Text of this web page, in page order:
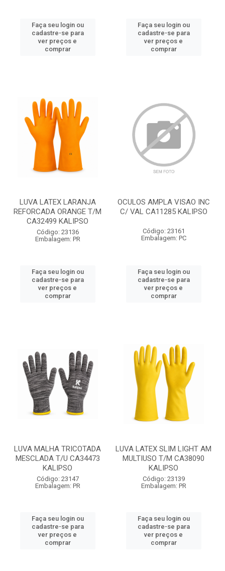
Faça seu login ou
cadastre-se para
ver preços e
comprar
Faça seu login ou
cadastre-se para
ver preços e
comprar
LUVA LATEX LARANJA
REFORCADA ORANGE T/M
CA32499 KALIPSO
Código: 23136
Embalagem: PR
Faça seu login ou
cadastre-se para
ver preços e
comprar
OCULOS AMPLA VISAO INC
C/ VAL CA11285 KALIPSO
Código: 23161
Embalagem: PC
Faça seu login ou
cadastre-se para
ver preços e
comprar
LUVA MALHA TRICOTADA
MESCLADA T/U CA34473
KALIPSO
Código: 23147
Embalagem: PR
Faça seu login ou
cadastre-se para
ver preços e
comprar
LUVA LATEX SLIM LIGHT AM
MULTIUSO T/M CA38090
KALIPSO
Código: 23139
Embalagem: PR
Faça seu login ou
cadastre-se para
ver preços e
comprar